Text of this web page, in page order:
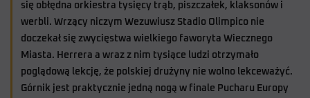
się obłędna orkiestra tysięcy trąb, piszczałek, klaksonów i
werbli. Wrzący niczym Wezuwiusz Stadio Olimpico nie
doczekał się zwycięstwa wielkiego faworyta Wiecznego
Miasta. Herrera a wraz z nim tysiące ludzi otrzymało
poglądową lekcję, że polskiej drużyny nie wolno lekceważyć.
Górnik jest praktycznie jedną nogą w finale Pucharu Europy